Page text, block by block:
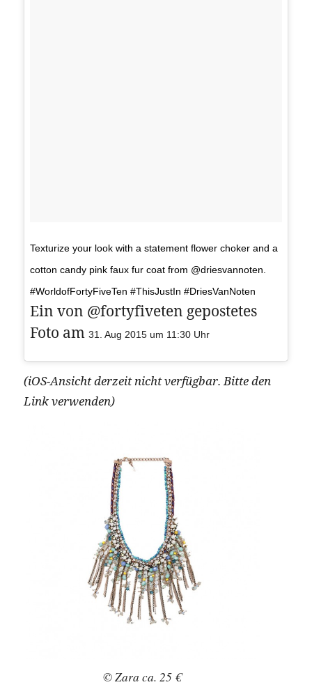
Texturize your look with a statement flower choker and a
cotton candy pink faux fur coat from @driesvannoten.
#WorldofFortyFiveTen #ThisJustIn #DriesVanNoten
Ein von @fortyfiveten gepostetes
Foto am 31. Aug 2015 um 11:30 Uhr
(iOS-Ansicht derzeit nicht verfügbar. Bitte den
Link verwenden)
© Zara ca. 25 €